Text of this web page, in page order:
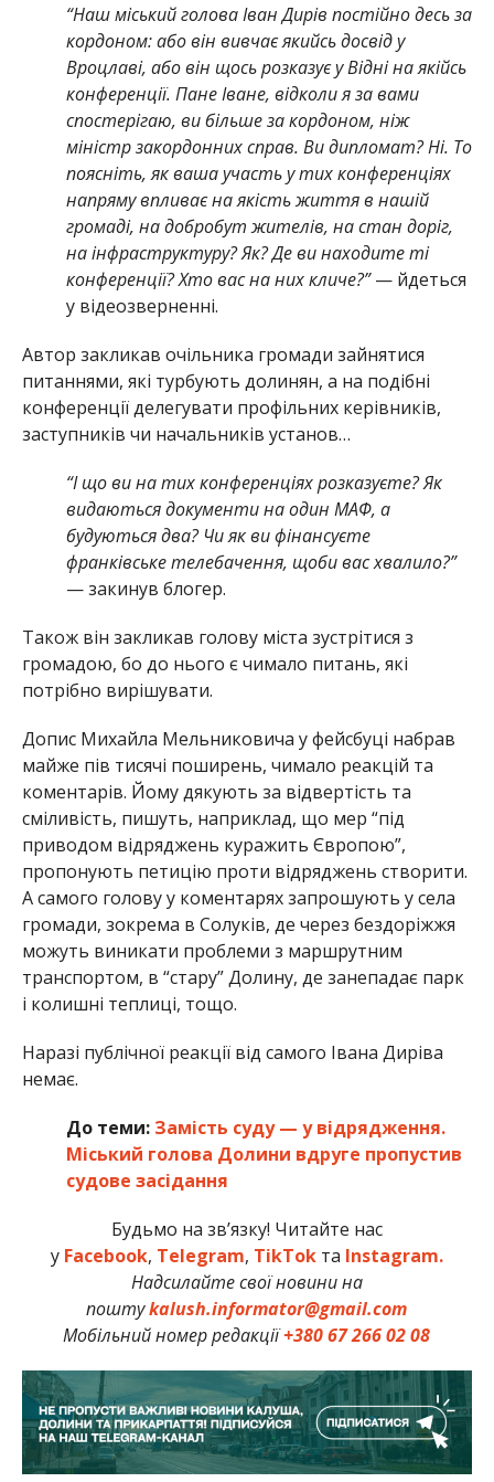
“Наш міський голова Іван Дирів постійно десь за
кордоном: або він вивчає якийсь досвід у
Вроцлаві, або він щось розказує у Відні на якійсь
конференції. Пане Іване, відколи я за вами
спостерігаю, ви більше за кордоном, ніж
міністр закордонних справ. Ви дипломат? Ні. То
поясніть, як ваша участь у тих конференціях
напряму впливає на якість життя в нашій
громаді, на добробут жителів, на стан доріг,
на інфраструктуру? Як? Де ви находите ті
конференції? Хто вас на них кличе?”— йдеться
у відеозверненні.
Автор закликав очільника громади зайнятися
питаннями, які турбують долинян, а на подібні
конференції делегувати профільних керівників,
заступників чи начальників установ…
“І що ви на тих конференціях розказуєте? Як
видаються документи на один МАФ, а
будуються два? Чи як ви фінансуєте
франківське телебачення, щоби вас хвалило?”
— закинув блогер.
Також він закликав голову міста зустрітися з
громадою, бо до нього є чимало питань, які
потрібно вирішувати.
Допис Михайла Мельниковича у фейсбуці набрав
майже пів тисячі поширень, чимало реакцій та
коментарів. Йому дякують за відвертість та
сміливість, пишуть, наприклад, що мер “під
приводом відряджень куражить Європою”,
пропонують петицію проти відряджень створити.
А самого голову у коментарях запрошують у села
громади, зокрема в Солуків, де через бездоріжжя
можуть виникати проблеми з маршрутним
транспортом, в “стару” Долину, де занепадає парк
і колишні теплиці, тощо.
Наразі публічної реакції від самого Івана Диріва
немає.
До теми: Замість суду — у відрядження.
Міський голова Долини вдруге пропустив
судове засідання
Будьмо на зв’язку! Читайте нас
у Facebook, Telegram, TikTokта Instagram.
Надсилайте свої новини на
поштуkalush.informator@gmail.com
Мобільний номер редакції+380 67 266 02 08